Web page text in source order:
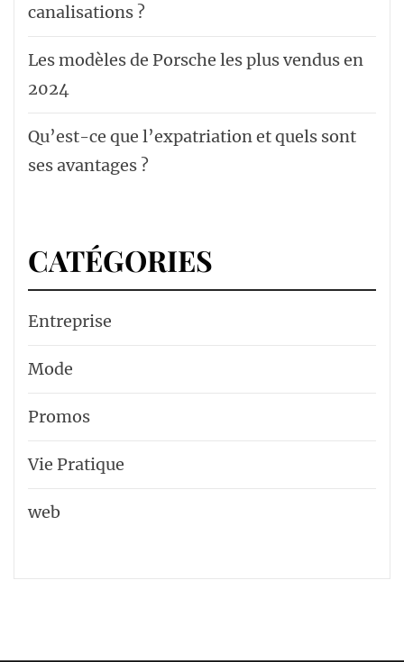
canalisations ?
Les modèles de Porsche les plus vendus en
2024
Qu’est-ce que l’expatriation et quels sont
ses avantages ?
CATÉGORIES
Entreprise
Mode
Promos
Vie Pratique
web